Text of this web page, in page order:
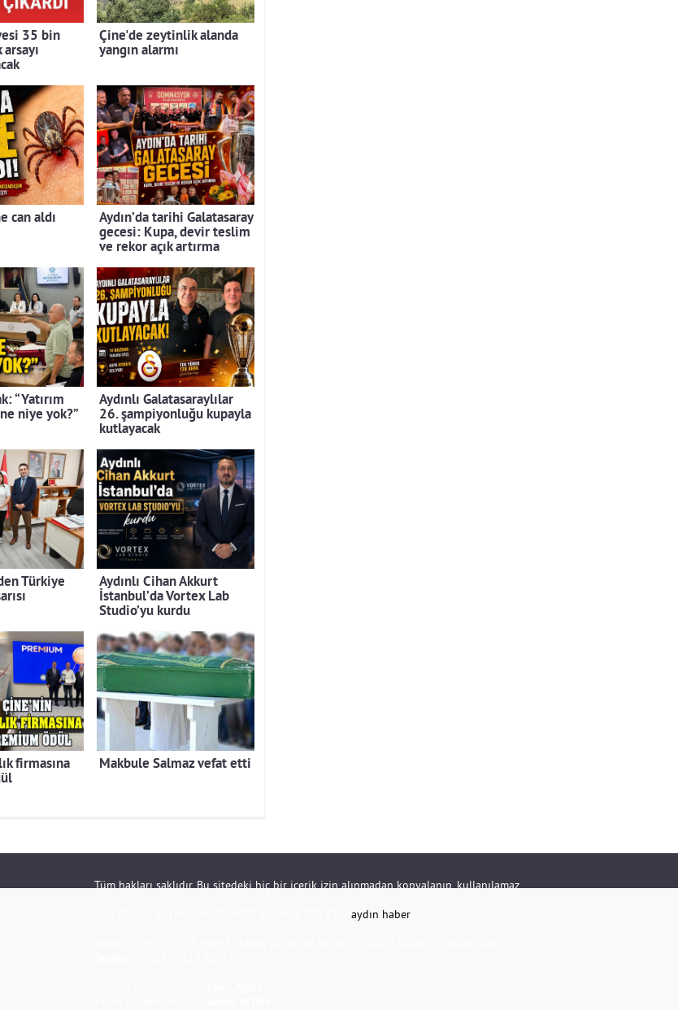
35 bin
Çine'de zeytinlik alanda
yangın alarmı
can aldı
Aydın’da tarihi Galatasaray
gecesi: Kupa, devir teslim
ve rekor açık artırma
“Yatırım
niye yok?”
Aydınlı Galatasaraylılar
26. şampiyonluğu kupayla
kutlayacak
Türkiye
Aydınlı Cihan Akkurt
İstanbul’da Vortex Lab
Studio’yu kurdu
firmasına
Makbule Salmaz vefat etti
Tüm hakları saklıdır. Bu sitedeki hiç bir içerik izin alınmadan kopyalanıp, kullanılamaz.
aydın haber